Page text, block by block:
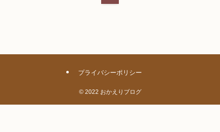
プライバシーポリシー
©2022 おかえりブログ